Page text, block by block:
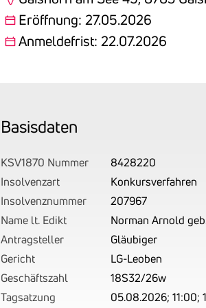
Eröffnung: 27.05.2026
Anmeldefrist: 22.07.2026
Basis­daten
KSV1870 Nummer
8428220
Insolvenzart
Konkursverfahren
Insolvenznummer
207967
Name lt. Edikt
Norman Arnold
Antragsteller
Gläubiger
Gericht
LG-Leoben
Geschäftszahl
18S32/26w
Tagsatzung
05.08.2026; 11:00;